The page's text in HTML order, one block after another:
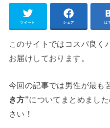
ツイート シェア は
このサイトではコスパ良く
お届けしております。
今回の記事では男性が最も
き方”についてまとめまし
さい！